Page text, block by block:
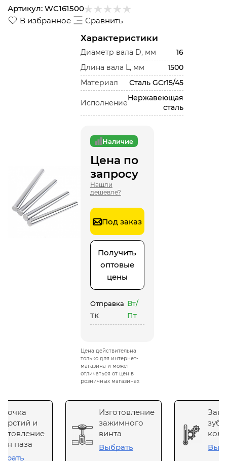
В избранное Сравнить
Артикул: WC161500
Характеристики
Диаметр вала D, мм
16
Длина вала L, мм
1500
Материал
Сталь GCr15/45
Исполнение
Нержавеющая
сталь
Наличие
Цена по
запросу
Нашли
дешевле?
Под заказ
Получить
оптовые
цены
Отправка
ТК
Вт/
Пт
Цена действительна
только для интернет-
магазина и может
отличаться от цен в
розничных магазинах
и
паза
Изготовление
зажимного
винта
Выбрать